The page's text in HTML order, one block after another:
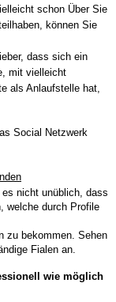
schon Über Sie
können Sie
dass sich ein
mit vielleicht
als Anlaufstelle hat,
Social Netzwerk
nicht unüblich, dass
welche durch Profile
zu bekommen. Sehen
Fialen an.
wie möglich